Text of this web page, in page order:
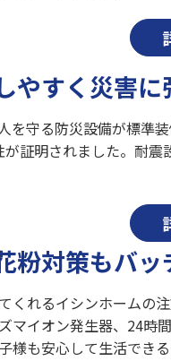
やすく災害に
を守る防災設備が標準
証明されました。耐
粉対策もバッ
くれるイシンホームの
マイオン発生器、24時
様も安心して生活できる